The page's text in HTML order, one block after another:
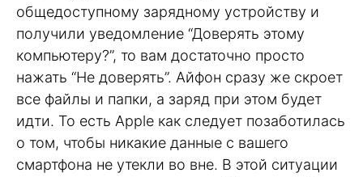
общедоступному зарядному устройству и
получили уведомление “Доверять этому
компьютеру?”, то вам достаточно просто
нажать “Не доверять”. Айфон сразу же скроет
все файлы и папки, а заряд при этом будет
идти. То есть Apple как следует позаботилась
о том, чтобы никакие данные с вашего
смартфона не утекли во вне. В этой ситуации